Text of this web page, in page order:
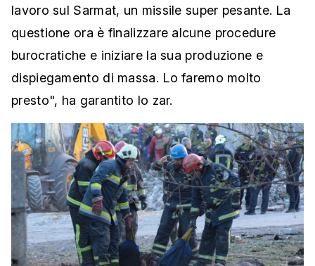
lavoro sul Sarmat, un missile super pesante. La
questione ora è finalizzare alcune procedure
burocratiche e iniziare la sua produzione e
dispiegamento di massa. Lo faremo molto
presto", ha garantito lo zar.